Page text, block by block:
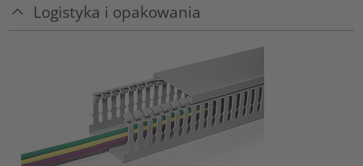
Logistyka i opakowania